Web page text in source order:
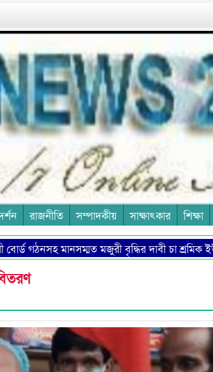
রাজনীতি সম্পাদকীয় সাক্ষাৎকার শিক্ষা
গঠনসহ মানসম্মত মজুরী বৃদ্ধির দাবী চা শ্রমিক